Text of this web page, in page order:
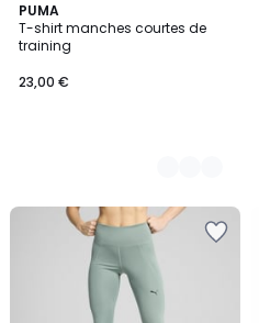
PUMA
T-shirt manches courtes de
training
23,00 €
3
Couleurs